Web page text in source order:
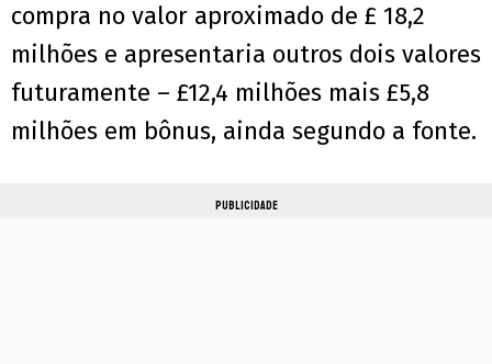
compra no valor aproximado de £ 18,2
milhões e apresentaria outros dois valores
futuramente – £12,4 milhões mais £5,8
milhões em bônus, ainda segundo a fonte.
PUBLICIDADE